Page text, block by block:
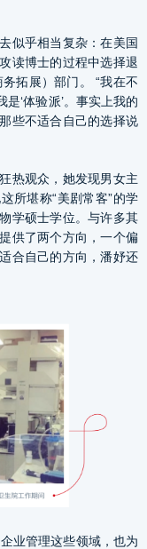
似乎相当复杂：在美国
读博士的过程中选择退
拓展）部门。 “我在不
‘体验派’。事实上我的
些不适合自己的选择说
热观众，她发现男女主
所堪称“美剧常客”的学
学硕士学位。与许多其
供了两个方向，一个偏
合自己的方向，潘妤还
业管理这些领域，也为